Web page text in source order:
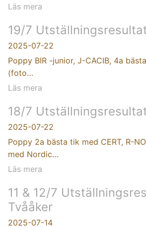
Läs mera
19/7
2025-07-22
Poppy BIR -junior, J-CACIB, 4a
(foto…
Läs mera
18/7
2025-07-22
Poppy 2a bästa tik med CERT, R-
med Nordic…
Läs mera
11 & 12/7
Tvååker
2025-07-14